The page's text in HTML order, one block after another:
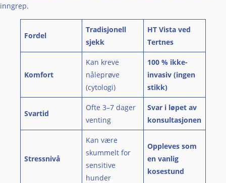
inngrep.
Fordel
Tradisjonell
sjekk
HT Vista ved
Tertnes
Komfort
Kan kreve
nåleprøve
(cytologi)
100 % ikke-
invasiv (ingen
stikk)
Svartid
Ofte 3–7 dager
venting
Svar i løpet av
konsultasjonen
Stressnivå
Kan være
skummelt for
sensitive
hunder
Oppleves som
en vanlig
kosestund